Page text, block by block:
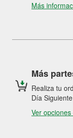
Más
Más
Realiza tu
Día
Ver